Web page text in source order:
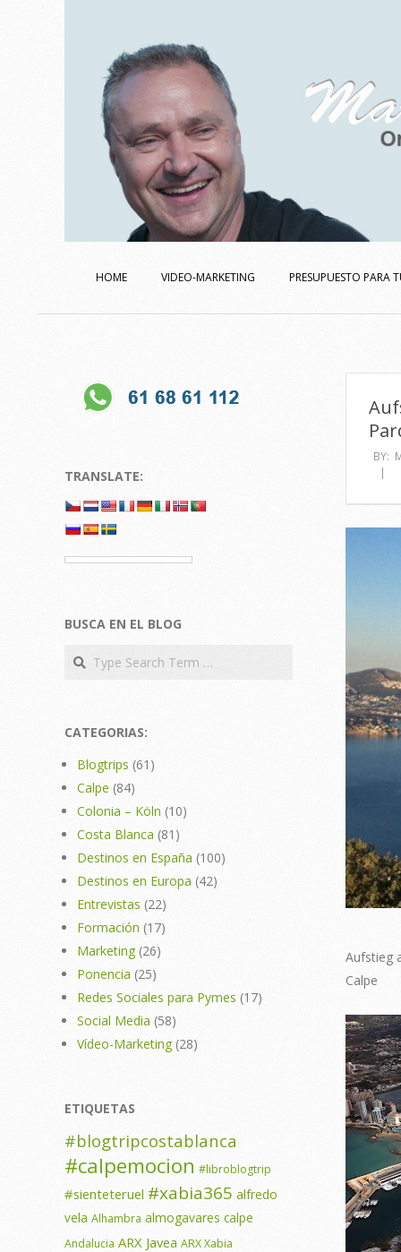
Navigation
HOME VIDEO-MARKETING PRESUPUESTO PARA
BY:
Aufstieg
Calpe
TRANSLATE:
BUSCA EN EL BLOG
Search
CATEGORIAS:
Blogtrips (61)
Calpe (84)
Colonia – Köln (10)
Costa Blanca (81)
Destinos en España (100)
Destinos en Europa (42)
Entrevistas (22)
Formación (17)
Marketing (26)
Ponencia (25)
Redes Sociales para Pymes (17)
Social Media (58)
Vídeo-Marketing(28)
ETIQUETAS
#blogtripcostablanca
#calpemocion #libroblogtrip
#sienteteruel #xabia365 alfredo
vela Alhambra almogavares calpe
Andalucia ARX Javea ARX Xabia